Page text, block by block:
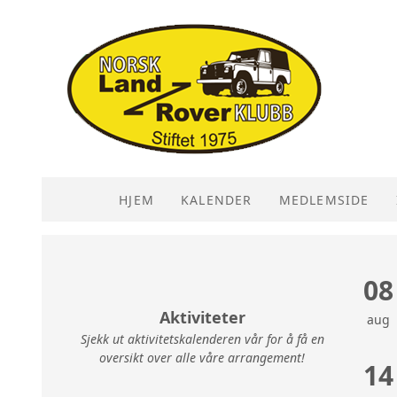
HJEM KALENDER MEDLEMSIDE
Aktiviteter
Sjekk ut aktivitetskalenderen vår for å få en
oversikt over alle våre arrangement!
08
aug
14